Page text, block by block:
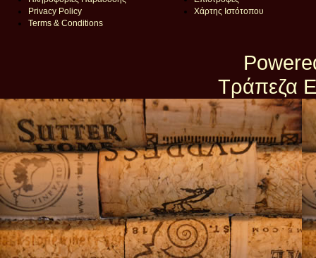
Privacy Policy
Terms & Conditions
Χάρτης Ιστότοπου
Τράπεζα